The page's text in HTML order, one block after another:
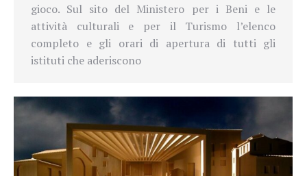
gioco. Sul sito del Ministero per i Beni e le
attività culturali e per il Turismo l’elenco
completo e gli orari di apertura di tutti gli
istituti che aderiscono